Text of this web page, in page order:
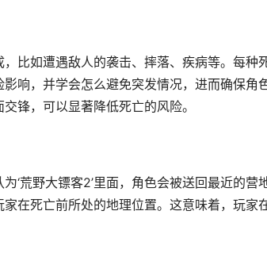
比如遭遇敌人的袭击、摔落、疾病等。每种
响，并学会怎么避免突发情况，进而确保角
锋，可以显著降低死亡的风险。
‘荒野大镖客2’里面，角色会被送回最近的营
在死亡前所处的地理位置。这意味着，玩家